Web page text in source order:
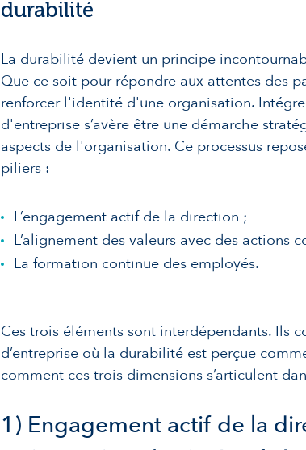
durabilité
La durabilité devient un principe
Que ce soit pour répondre aux attentes des
renforcer l'identité d'une organisation.
d'entreprise s’avère être une démarche
aspects de l'organisation. Ce processus
piliers :
L’engagement actif de la direction ;
L’alignement des valeurs avec des actions
La formation continue des employés.
Ces trois éléments sont interdépendants. Ils
d’entreprise où la durabilité est perçue
comment ces trois dimensions s’articulent
1) Engagement actif de la